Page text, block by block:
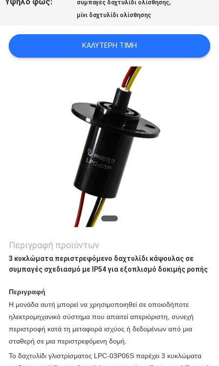
συμπαγές δαχτυλίδι ολίσθησης
μίνι δαχτυλίδι ολίσθησης
ΚΑΛΎΤΕΡΗ ΤΙΜΉ
Περιγραφή προϊόντων
3 κυκλώματα περιστρεφόμενο δαχτυλίδι κάψουλας σε
συμπαγές σχεδιασμό με IP54 για εξοπλισμό δοκιμής ροπής
Περιγραφή
Η μονάδα αυτή μπορεί να χρησιμοποιηθεί σε οποιοδήποτε
ηλεκτρομηχανικό σύστημα που απαιτεί απεριόριστη, συνεχή
περιστροφή κατά τη μεταφορά ισχύος ή δεδομένων από μια
σταθερή σε μια περιστρεφόμενη δομή.
Το δαχτυλίδι γλιστρίσματος LPC-03P06S παρέχει 3 κυκλώματα